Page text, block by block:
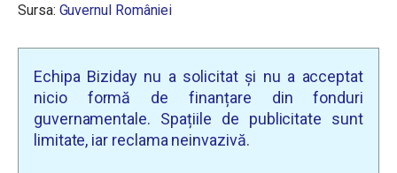
Sursa: Guvernul României
Echipa Biziday nu a solicitat și nu a acceptat
nicio formă de finanțare din fonduri
guvernamentale. Spațiile de publicitate sunt
limitate, iar reclama neinvazivă.